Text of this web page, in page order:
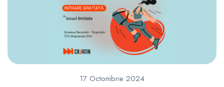
17 Octombrie 2024